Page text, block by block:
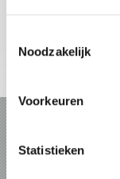
Noodzakelijk
Voorkeuren
Statistieken